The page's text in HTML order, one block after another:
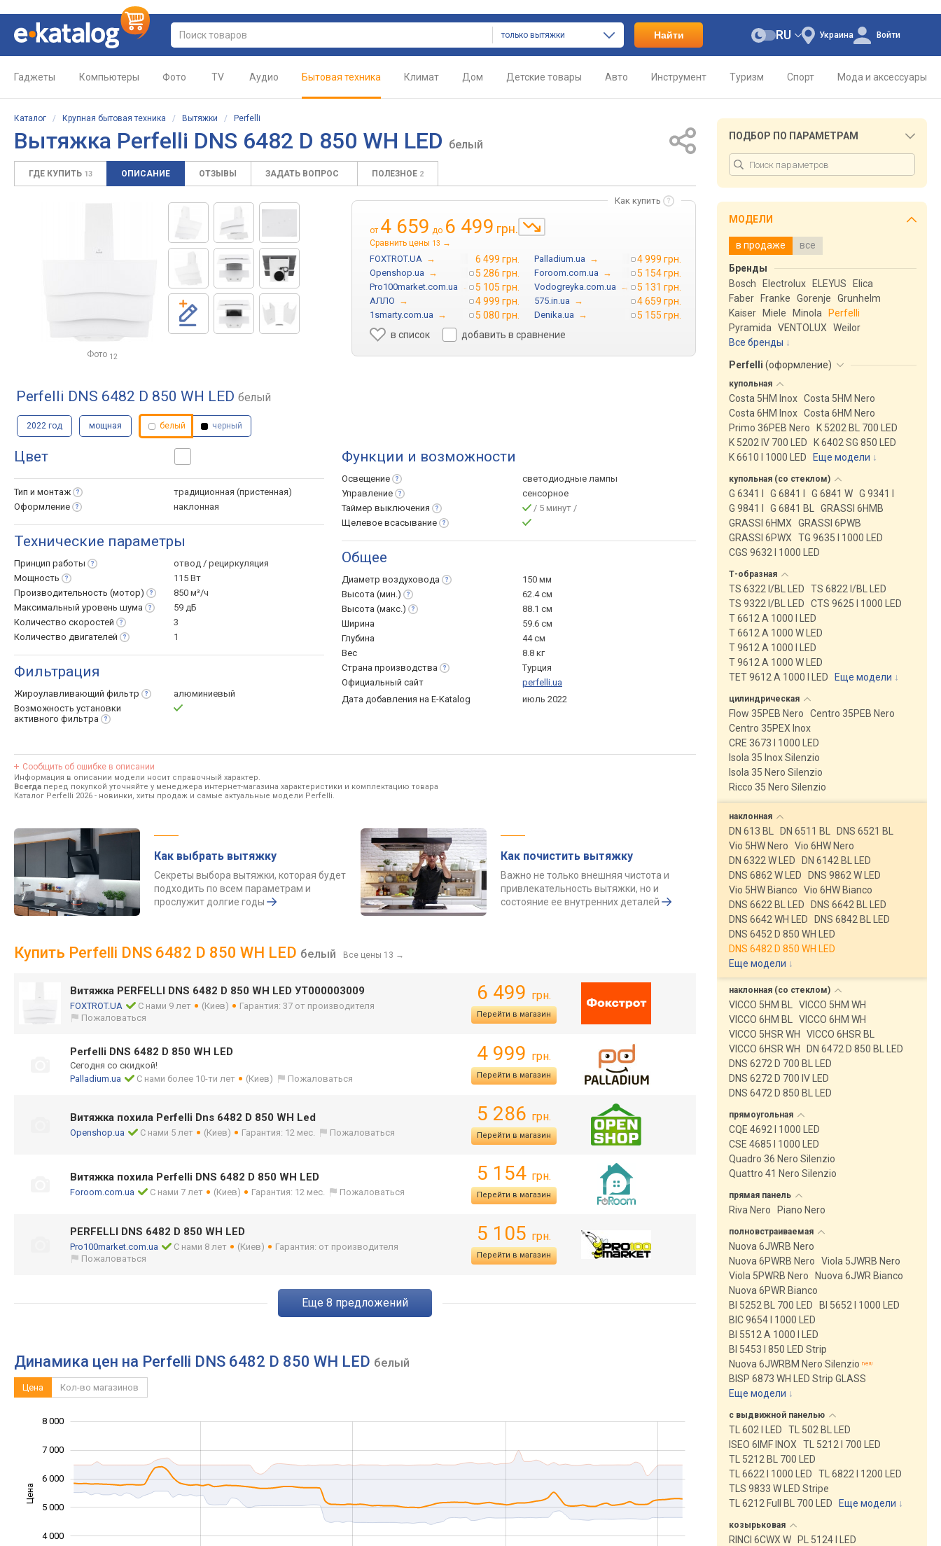
только вытяжки Найти Украина
RU Войти
Гаджеты Компьютеры Фото TV Аудио Бытовая техника Климат Дом Детские товары Авто Инструмент Туризм Спорт Мода и аксессуары
Каталог / Крупная бытовая техника / Вытяжки / Perfelli
Вытяжка Perfelli DNS 6482 D 850 WH LED белый
ГДЕ КУПИТЬ 13 ОПИСАНИЕ ОТЗЫВЫ ЗАДАТЬ ВОПРОС ПОЛЕЗНОЕ 2
Фото 12
Как купить
от 4 659 до 6 499 грн.
Сравнить цены 13 →
FOXTROT.UA → 6 499 грн. Palladium.ua → 4 999 грн.
Openshop.ua → 5 286 грн. Foroom.com.ua → 5 154 грн.
Pro100market.com.ua → 5 105 грн. Vodogreyka.com.ua → 5 131 грн.
АЛЛО → 4 999 грн. 575.in.ua → 4 659 грн.
1smarty.com.ua → 5 080 грн. Denika.ua →
5 155 грн.
в список
добавить в сравнение
Perfelli DNS 6482 D 850 WH LED белый
2022 год мощная белый черный
Цвет
Тип и монтаж
традиционная (пристенная)
Оформление
наклонная
Технические параметры
Принцип работы
отвод / рециркуляция
Мощность
115 Вт
Производительность (мотор)
850 м³/ч
Максимальный уровень шума
59 дБ
Количество скоростей
3
Количество двигателей 1
Фильтрация
Жироулавливающий фильтр
алюминиевый
Возможность установки
активного фильтра
Функции и возможности
Освещение
светодиодные лампы
Управление
сенсорное
Таймер выключения
/ 5 минут /
Щелевое всасывание
Общее
Диаметр воздуховода
150 мм
Высота (мин.)
62.4 см
Высота (макс.)
88.1 см
Ширина
59.6 см
Глубина
44 см
Вес
8.8 кг
Страна производства
Турция
Официальный сайт
perfelli.ua
Дата добавления на E-Katalog
июль 2022
Сообщить об ошибке в описании
Информация в описании модели носит справочный характер.
Всегда перед покупкой уточняйте у менеджера интернет-магазина характеристики и комплектацию товара
Каталог Perfelli 2026 - новинки, хиты продаж и самые актуальные модели Perfelli.
Как выбрать вытяжку
Секреты выбора вытяжки, которая будет
подходить по всем параметрам и
прослужит долгие годы
Как почистить вытяжку
Важно не только внешняя чистота и
привлекательность вытяжки, но и
состояние ее внутренних деталей
Купить Perfelli DNS 6482 D 850 WH LED белый Все цены 13 →
Витяжка PERFELLI DNS 6482 D 850 WH LED УТ000003009
FOXTROT.UA С нами 9 лет (Киев)
Гарантия: 37 от производителя
Пожаловаться
6 499 грн.
Перейти в магазин
Perfelli DNS 6482 D 850 WH LED
Сегодня со скидкой!
Palladium.ua
С нами более 10-ти лет (Киев) Пожаловаться
4 999 грн.
Перейти в магазин
Витяжка похила Perfelli Dns 6482 D 850 WH Led
Openshop.ua С нами 5 лет (Киев) Гарантия: 12 мес. Пожаловаться
5 286 грн.
Перейти в магазин
Витяжка похила Perfelli DNS 6482 D 850 WH LED
Foroom.com.ua С нами 7 лет (Киев) Гарантия: 12 мес. Пожаловаться
5 154 грн.
Перейти в магазин
PERFELLI DNS 6482 D 850 WH LED
Pro100market.com.ua С нами 8 лет (Киев)
Гарантия: от производителя
Пожаловаться
5 105 грн.
Перейти в магазин
eще 8 предложений
Динамика цен на Perfelli DNS 6482 D 850 WH LED белый
Цена Кол-во магазинов
Цена
4 000
5 000
6 000
7 000
8 000
ПОДБОР ПО ПАРАМЕТРАМ
МОДЕЛИ
в продаже все
Бренды
Bosch
Electrolux ELEYUS
Elica
Faber
Franke Gorenje
Grunhelm
Kaiser
Miele Minola
Perfelli
Pyramida
VENTOLUX
Weilor
Все бренды
Perfelli (оформление)
купольная
Costa 5HM Inox Costa 5HM Nero
Costa 6HM Inox Costa 6HM Nero
Primo 36PEB Nero
K 5202 BL 700 LED
K 5202 IV 700 LED
K 6402 SG 850 LED
K 6610 I 1000 LED
Еще модели ↓
купольная (со стеклом)
G 6341 I G 6841 I G 6841 W G 9341 I
G 9841 I
G 6841 BL
GRASSI 6HMB
GRASSI 6HMX
GRASSI 6PWB
GRASSI 6PWX
TG 9635 I 1000 LED
CGS 9632 I 1000 LED
Т-образная
TS 6322 I/BL LED
TS 6822 I/BL LED
TS 9322 I/BL LED
CTS 9625 I 1000 LED
T 6612 A 1000 I LED
T 6612 A 1000 W LED
T 9612 A 1000 I LED
T 9612 A 1000 W LED
TET 9612 A 1000 I LED
Еще модели ↓
цилиндрическая
Flow 35PEB Nero
Centro 35PEB Nero
Centro 35PEX Inox
CRE 3673 I 1000 LED
Isola 35 Inox Silenzio
Isola 35 Nero Silenzio
Ricco 35 Nero Silenzio
наклонная
DN 613 BL DN 6511 BL
DNS 6521 BL
Vio 5HW Nero
Vio 6HW Nero
DN 6322 W LED
DN 6142 BL LED
DNS 6862 W LED
DNS 9862 W LED
Vio 5HW Bianco
Vio 6HW Bianco
DNS 6622 BL LED
DNS 6642 BL LED
DNS 6642 WH LED
DNS 6842 BL LED
DNS 6452 D 850 WH LED
DNS 6482 D 850 WH LED
Еще модели ↓
наклонная (со стеклом)
VICCO 5HM BL
VICCO 5HM WH
VICCO 6HM BL
VICCO 6HM WH
VICCO 5HSR WH
VICCO 6HSR BL
VICCO 6HSR WH
DN 6472 D 850 BL LED
DNS 6272 D 700 BL LED
DNS 6272 D 700 IV LED
DNS 6472 D 850 BL LED
прямоугольная
CQE 4692 I 1000 LED
CSE 4685 I 1000 LED
Quadro 36 Nero Silenzio
Quattro 41 Nero Silenzio
прямая панель
Riva Nero Piano Nero
полновстраиваемая
Nuova 6JWRB Nero
Nuova 6PWRB Nero
Viola 5JWRB Nero
Viola 5PWRB Nero
Nuova 6JWR Bianco
Nuova 6PWR Bianco
BI 5252 BL 700 LED
BI 5652 I 1000 LED
BIC 9654 I 1000 LED
BI 5512 A 1000 I LED
BI 5453 I 850 LED Strip
Nuova 6JWRBM Nero Silenzio
BISP 6873 WH LED Strip GLASS
Еще модели ↓
с выдвижной панелью
TL 602 I LED
TL 502 BL LED
ISEO 6IMF INOX
TL 5212 I 700 LED
TL 5212 BL 700 LED
TL 6622 I 1000 LED
TL 6822 I 1200 LED
TLS 9833 W LED Stripe
TL 6212 Full BL 700 LED
Еще модели ↓
козырьковая
RINCI 6CWX W
PL 5124 I LED